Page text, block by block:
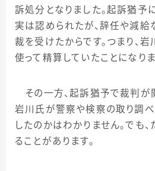
訴処分となりました。起訴猶予
実は認められたが、辞任や減給
裁を受けたからです。つまり、
使って精算していたことになりま
その一方、起訴猶予で裁判が
岩川氏が警察や検察の取り調べ
したのかはわかりません。でも
ることがあります。